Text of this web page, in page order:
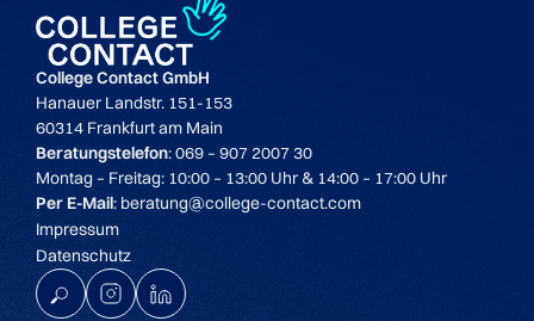
College Contact GmbH
Hanauer Landstr. 151-153
60314 Frankfurt am Main
Beratungstelefon: 069 – 907 2007 30
Montag – Freitag: 10:00 – 13:00 Uhr & 14:00 – 17:00 Uhr
Per E-Mail: beratung@college-contact.com
Impressum
Datenschutz